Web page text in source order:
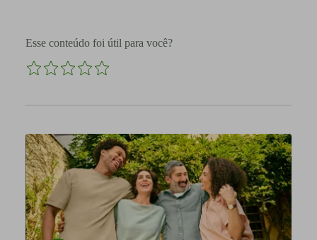
Esse conteúdo foi útil para você?